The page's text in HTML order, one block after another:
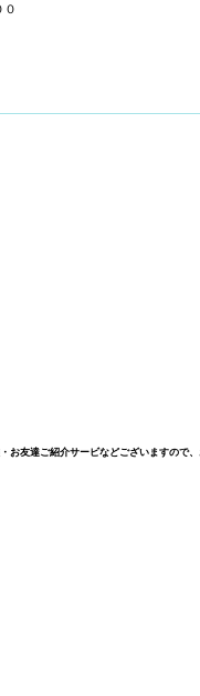
０
お友達ご紹介サービなどございますので